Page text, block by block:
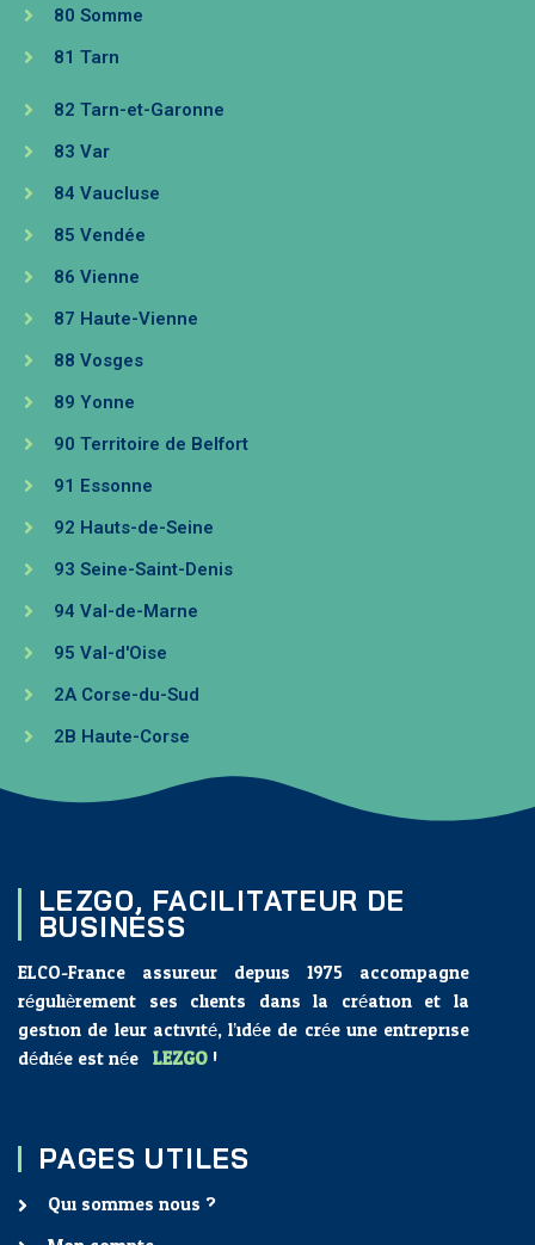
80 Somme
81 Tarn
82 Tarn-et-Garonne
83 Var
84 Vaucluse
85 Vendée
86 Vienne
87 Haute-Vienne
88 Vosges
89 Yonne
90 Territoire de Belfort
91 Essonne
92 Hauts-de-Seine
93 Seine-Saint-Denis
94 Val-de-Marne
95 Val-d'Oise
2A Corse-du-Sud
2B Haute-Corse
LEZGO, FACILITATEUR DE
BUSINESS
ELCO-France assureur depuis 1975 accompagne
régulièrement ses clients dans la création et la
gestion de leur activité, l’idée de crée une entreprise
dédiée est née : LEZGO!
PAGES UTILES
Qui sommes nous ?